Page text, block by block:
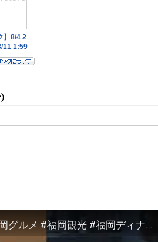
メ #福岡観光 #福岡ディナー #福岡旅行